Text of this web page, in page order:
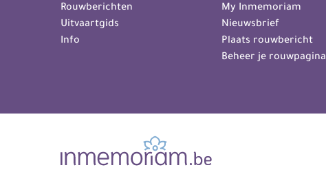
Rouwberichten
Uitvaartgids
Info
My Inmemoriam
Nieuwsbrief
Plaats rouwbericht
Beheer je rouwpagina